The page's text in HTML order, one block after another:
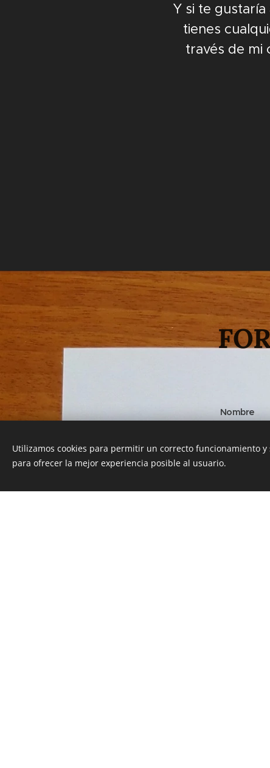
Y si te
tienes
través de mi
Nombre
Email
Utilizamos cookies para permitir un correcto funcionamiento
para ofrecer la mejor experiencia posible al usuario.